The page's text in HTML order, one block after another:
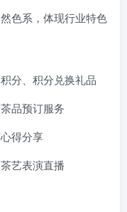
色系，体现行业特色
分、积分兑换礼品
品预订服务
得分享
艺表演直播